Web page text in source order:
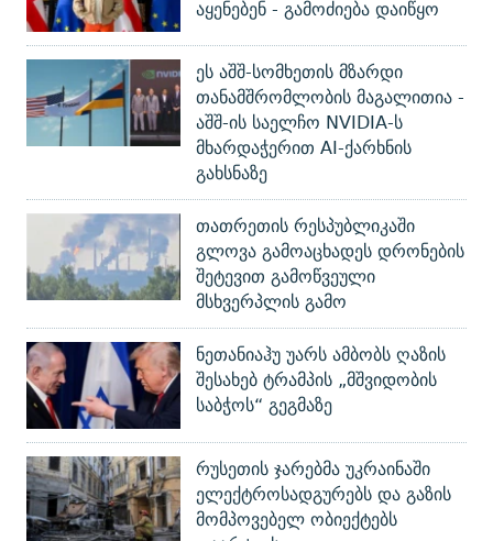
აყენებენ - გამოძიება დაიწყო
ეს აშშ-სომხეთის მზარდი
თანამშრომლობის მაგალითია -
აშშ-ის საელჩო NVIDIA-ს
მხარდაჭერით AI-ქარხნის
გახსნაზე
თათრეთის რესპუბლიკაში
გლოვა გამოაცხადეს დრონების
შეტევით გამოწვეული
მსხვერპლის გამო
ნეთანიაჰუ უარს ამბობს ღაზის
შესახებ ტრამპის „მშვიდობის
საბჭოს“ გეგმაზე
რუსეთის ჯარებმა უკრაინაში
ელექტროსადგურებს და გაზის
მომპოვებელ ობიექტებს